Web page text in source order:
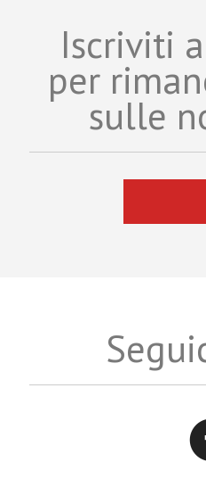
Iscriviti
per
sulle